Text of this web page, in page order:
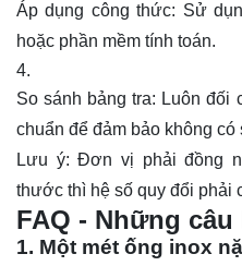
Áp dụng công thức: Sử
hoặc phần mềm tính toán.
So sánh bảng tra: Luôn đối
chuẩn để đảm bảo không có
Lưu ý: Đơn vị phải đồng
thước thì hệ số quy đổi phải
FAQ - Những
1. Một mét ống inox